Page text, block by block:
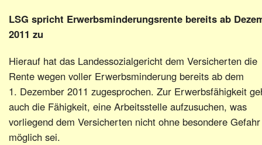
LSG spricht Erwerbsminderungsrente bereits ab
2011 zu
Hierauf hat das Landessozialgericht dem Versicherten die
Rente wegen voller Erwerbsminderung bereits ab dem
1. Dezember 2011 zugesprochen. Zur Erwerbsfähigkeit
auch die Fähigkeit, eine Arbeitsstelle aufzusuchen, was
vorliegend dem Versicherten nicht ohne besondere Gefahr
möglich sei.